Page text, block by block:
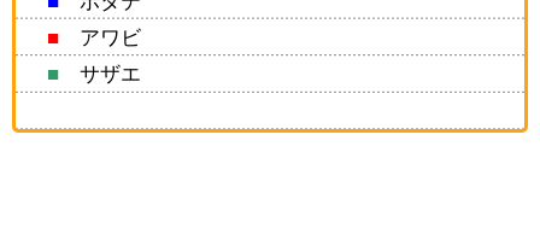
■アワビ
■サザエ